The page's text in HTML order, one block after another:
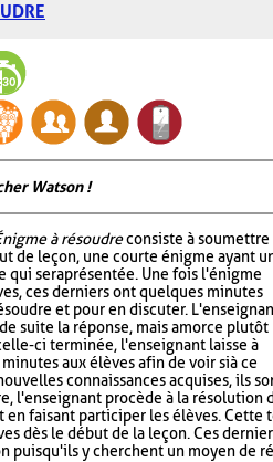
Watson !
à résoudreconsiste à soumettre
de leçon, une courte énigme ayant
qui sera présentée. Une fois l'énigme
ces derniers ont quelques minutes
et pour en discuter.
suite la réponse, mais amorce plutôt
ci terminée, l'enseignant laisse à
aux élèves afin de voir si à ce
connaissances acquises, ils
l'enseignant procède à la résolution
en faisant participer les élèves. Cette
dès le début de la leçon. Ces
puisqu'ils y cherchent un moyen de